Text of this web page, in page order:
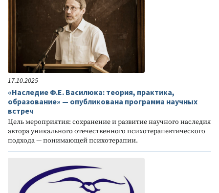
17.10.2025
«Наследие Ф.Е. Василюка: теория, практика,
образование» — опубликована программа научных
встреч
Цель мероприятия: сохранение и развитие научного наследия
автора уникального отечественного психотерапевтического
подхода — понимающей психотерапии.